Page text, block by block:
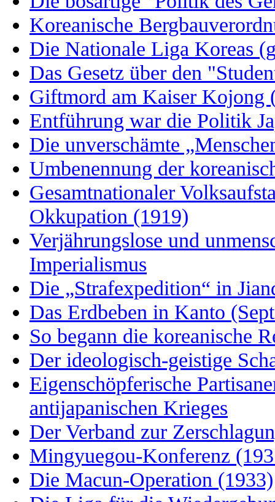
Koreanische
Die Nationale Liga Koreas
Das Gesetz über den
Giftmord am Kaiser Kojong
Entführung war die Politik
Die unverschämte
Umbenennung der
Gesamtnationaler
Okkupation (1919)
Verjährungslose und
Imperialismus
Die „Strafexpedition“ in
Das Erdbeben in Kanto
So begann die koreanische
Der ideologisch-geistige
Eigenschöpferische
antijapanischen Krieges
Der Verband zur
Mingyuegou-Konferenz
Die Macun-Operation (1933)